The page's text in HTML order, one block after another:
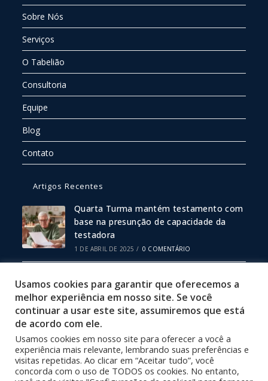
Sobre Nós
Serviços
O Tabelião
Consultoria
Equipe
Blog
Contato
Artigos Recentes
Quarta Turma mantém testamento com
base na presunção de capacidade da
testadora
1 DE ABRIL DE 2025 / 0 COMENTÁRIO
Escritura Pública ou Particular: Qual
Escolher?
19 DE FEVEREIRO DE 2025 / 0 COMENTÁRIO
Política de Privacidade
Termos de Uso
Site Desenvolvido por 3001 Design
Usamos cookies para garantir que oferecemos a
melhor experiência em nosso site. Se você
continuar a usar este site, assumiremos que está
de acordo com ele.
Usamos cookies em nosso site para oferecer a você a
experiência mais relevante, lembrando suas preferências e
visitas repetidas. Ao clicar em “Aceitar tudo”, você
concorda com o uso de TODOS os cookies. No entanto,